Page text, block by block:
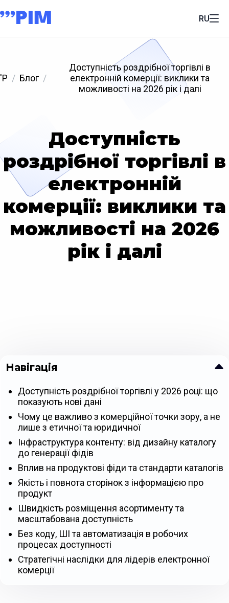
RU
'P Блог
Доступність роздрібної торгівлі в
електронній комерції: виклики та
можливості на 2026 рік і далі
Доступність
роздрібної торгівлі в
електронній
комерції: виклики та
можливості на 2026
рік і далі
Навігація
Доступність роздрібної торгівлі у 2026 році: що
показують нові дані
Чому це важливо з комерційної точки зору, а не
лише з етичної та юридичної
Інфраструктура контенту: від дизайну каталогу
до генерації фідів
Вплив на продуктові фіди та стандарти каталогів
Якість і повнота сторінок з інформацією про
продукт
Швидкість розміщення асортименту та
масштабована доступність
Без коду, ШІ та автоматизація в робочих
процесах доступності
Стратегічні наслідки для лідерів електронної
комерції